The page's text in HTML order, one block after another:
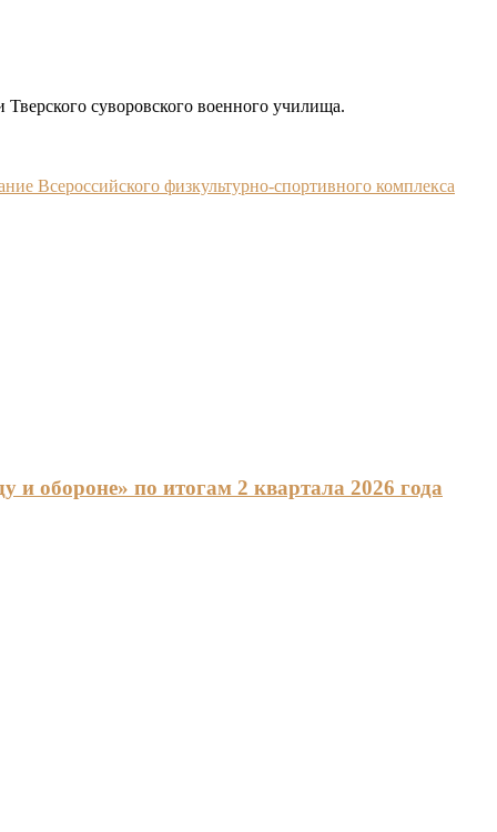
суворовского военного училища.
Всероссийского физкультурно-спортивного комплекса
обороне» по итогам 2 квартала 2026 года